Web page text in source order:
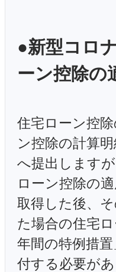
●新型コロ
ーン控除
住宅ローン控
ン控除の計算
へ提出します
ローン控除の
取得した後、
た場合の住宅
年間の特例措
付する必要が